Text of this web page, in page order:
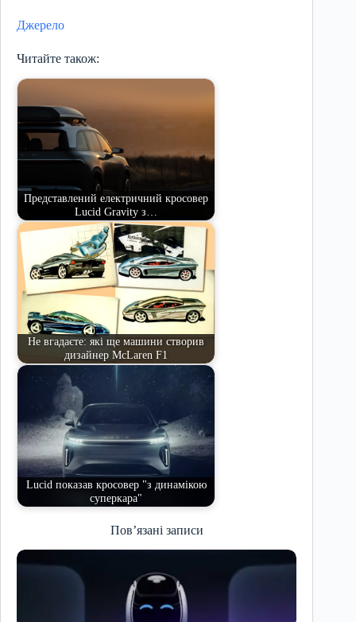
Джерело
Читайте також:
Представлений електричний кросовер
Lucid Gravity з…
Не вгадаєте: які ще машини створив
дизайнер McLaren F1
Lucid показав кросовер "з динамікою
суперкара"
Пов’язані записи